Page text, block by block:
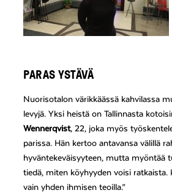
PARAS YSTÄVÄ
Nuorisotalon värikkäässä kahvilassa
levyjä. Yksi heistä on Tallinnasta
Wennerqvist, 22, joka myös
parissa. Hän kertoo antavansa välillä
hyväntekeväisyyteen, mutta myöntää
tiedä, miten köyhyyden voisi ratkaista.
vain yhden ihmisen teoilla.”